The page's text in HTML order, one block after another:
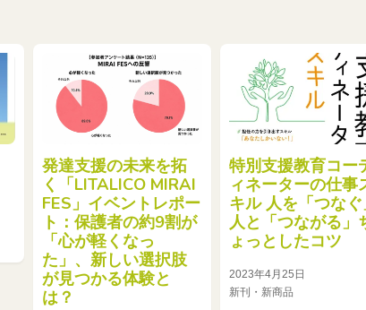
発達支援の未来を拓
く「LITALICO MIRAI
FES」イベントレポー
ト：保護者の約9割が
「心が軽くなっ
た」、新しい選択肢
が見つかる体験と
は？
特別支援教育コー
ィネーターの仕事
キル 人を「つなぐ
人と「つながる」
ょっとしたコツ
2023年4月25日
新刊・新商品